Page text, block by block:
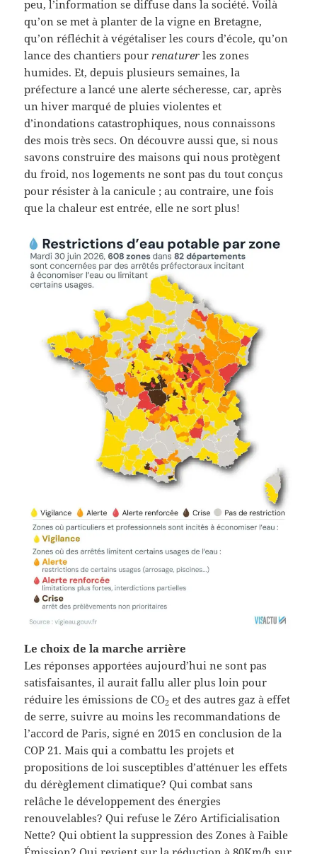
peu, l’information se diffuse dans la société. Voilà
qu’on se met à planter de la vigne en Bretagne,
qu’on réfléchit à végétaliser les cours d’école, qu’on
lance des chantiers pourrenaturer les zones
humides. Et, depuis plusieurs semaines, la
préfecture a lancé une alerte sécheresse, car, après
un hiver marqué de pluies violentes et
d’inondations catastrophiques, nous connaissons
des mois très secs. On découvre aussi que, si nous
savons construire des maisons qui nous protègent
du froid, nos logements ne sont pas du tout conçus
pour résister à la canicule ; au contraire, une fois
que la chaleur est entrée, elle ne sort plus!
Le choix de la marche arrière
Les réponses apportées aujourd’hui ne sont pas
satisfaisantes, il aurait fallu aller plus loin pour
réduire les émissions de CO2 et des autres gaz à effet
de serre, suivre au moins les recommandations de
l’accord de Paris, signé en 2015 en conclusion de la
COP 21. Mais qui a combattu les projets et
propositions de loi susceptibles d’atténuer les effets
du dérèglement climatique? Qui combat sans
relâche le développement des énergies
renouvelables? Qui refuse le Zéro Artificialisation
Nette? Qui obtient la suppression des Zones à Faible